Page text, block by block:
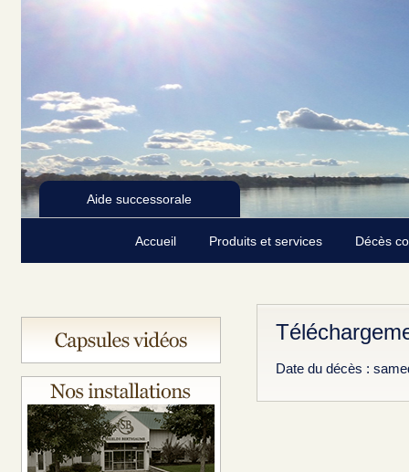
Aide successorale
Accueil Produits et services Décès
Date du décès :